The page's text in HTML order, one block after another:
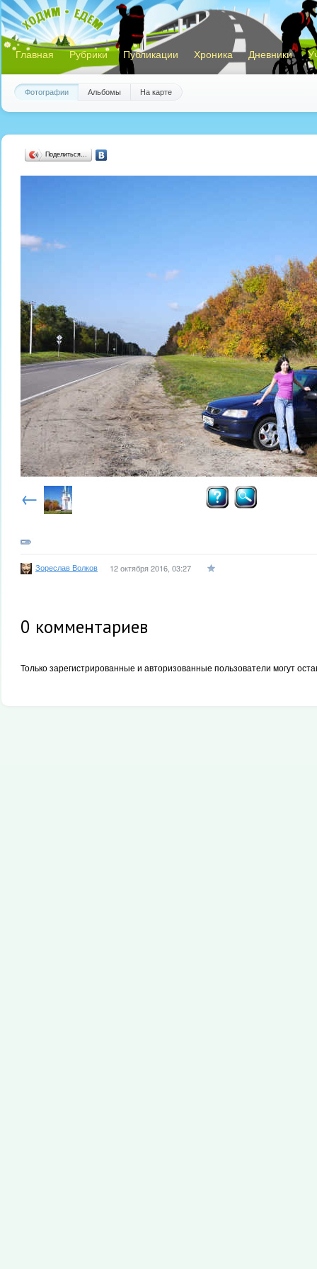
Главная Рубрики Публикации Хроника Дневники
Фотографии Альбомы На карте
Поделиться…
←
Зореслав Волков 12 октября 2016, 03:27
0 комментариев
Только зарегистрированные и авторизованные пользователи могут